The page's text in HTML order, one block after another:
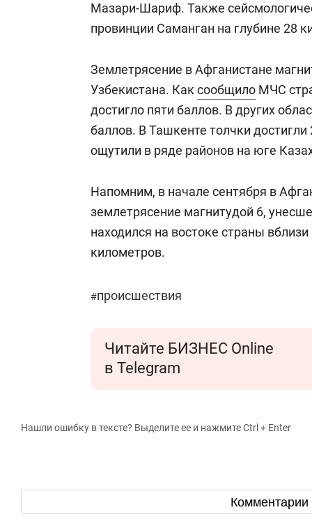
Мазари-Шариф. Также
провинции Саманган на глубине 28
Землетрясение в Афганистане
Узбекистана. Как сообщило МЧС
достигло пяти баллов. В других
баллов. В Ташкенте толчки
ощутили в ряде районов на юге
Напомним, в начале сентября в
землетрясение магнитудой 6,
находился на востоке страны
километров.
#происшествия
Читайте БИЗНЕС Online
в Telegram
Нашли ошибку в тексте? Выделите ее и нажмите Ctrl + Enter
Комментарии